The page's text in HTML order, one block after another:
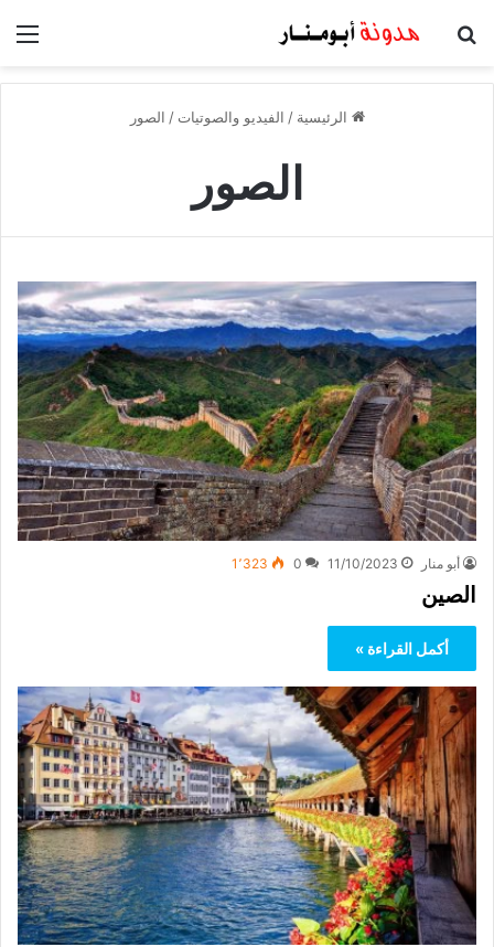
بحث عن
الرئيسية / الفيديو والصوتيات / الصور
الصور
أبو منار 11/10/2023
0 1٬323
الصين
أكمل القراءة »